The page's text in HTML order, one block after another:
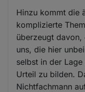
Hinzu kommt die
komplizierte
überzeugt davon,
uns, die hier
selbst in der
Urteil zu bilden.
Nichtfachmann